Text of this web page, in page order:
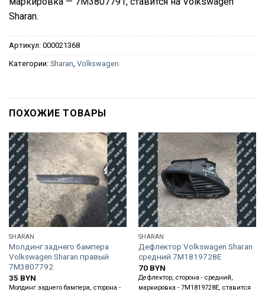
Sharan.
Артикул: 000021368
Категории: Sharan Volkswagen
ПОХОЖИЕ ТОВАРЫ
SHARAN
Молдинг заднего бампера
Volkswagen Sharan правый
7M3807792
35 BYN
Молдинг заднего бампера, сторона -
SHARAN
Дефлектор Volkswagen Sharan
средний 7M1819728E
70 BYN
Дефлектор, сторона - средний,
маркировка - 7M1819728E, ставится